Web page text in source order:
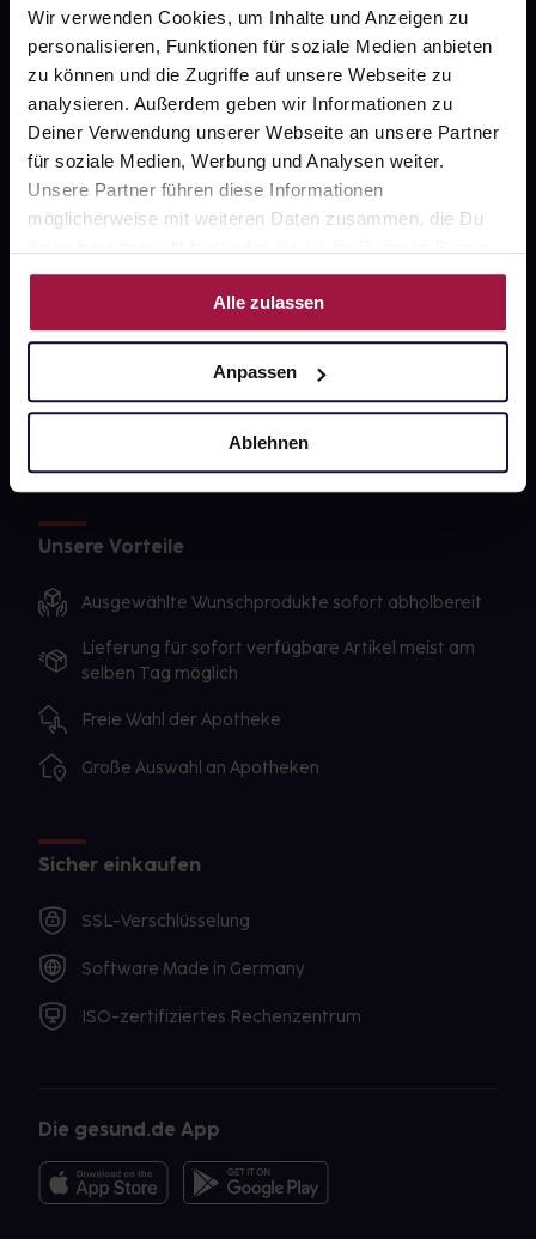
Wir verwenden Cookies, um Inhalte und Anzeigen zu
personalisieren, Funktionen für soziale Medien anbieten
zu können und die Zugriffe auf unsere Webseite zu
analysieren. Außerdem geben wir Informationen zu
Deiner Verwendung unserer Webseite an unsere Partner
für soziale Medien, Werbung und Analysen weiter.
Unsere Partner führen diese Informationen
möglicherweise mit weiteren Daten zusammen, die Du
Nutzung der Dienste gesammelt haben.
Alle zulassen
Anpassen
Ablehnen
Über uns
Karriere
Newsletter
Barrierefreiheitserklärung
PAYBACK
gesund-versorger.de
AGB
Unsere Vorteile
Ausgewählte Wunschprodukte sofort abholbereit
Lieferung für sofort verfügbare Artikel meist am
selben Tag möglich
Freie Wahl der Apotheke
Große Auswahl an Apotheken
Sicher einkaufen
SSL-Verschlüsselung
Software Made in Germany
ISO-zertifiziertes Rechenzentrum
Die gesund.de App